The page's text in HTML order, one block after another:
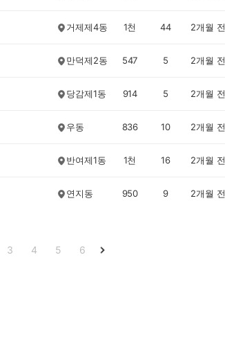
거제제4동 1천 44 2개월 전
만덕제2동 547 5 2개월 전
당감제1동 914 5 2개월 전
우동 836 10 2개월 전
반여제1동 1천 16 2개월 전
연지동 950 9 2개월 전
3 4 5 6